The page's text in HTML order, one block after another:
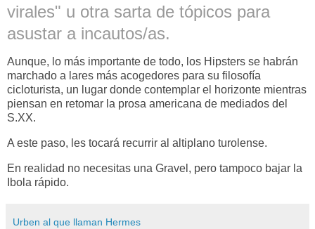
virales" u otra sarta de tópicos para
asustar a incautos/as.
Aunque, lo más importante de todo, los Hipsters se habrán
marchado a lares más acogedores para su filosofía
cicloturista, un lugar donde contemplar el horizonte mientras
piensan en retomar la prosa americana de mediados del
S.XX.
A este paso, les tocará recurrir al altiplano turolense.
En realidad no necesitas una Gravel, pero tampoco bajar la
Ibola rápido.
Urben al que llaman Hermes